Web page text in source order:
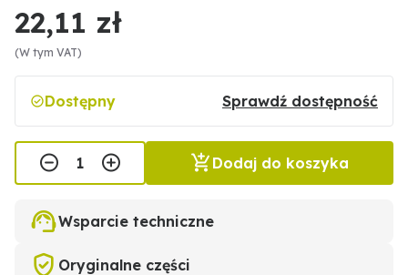
22,11 zł
(W tym VAT)
Dostępny Sprawdź dostępność
Dodaj do koszyka
Wsparcie techniczne
Oryginalne części